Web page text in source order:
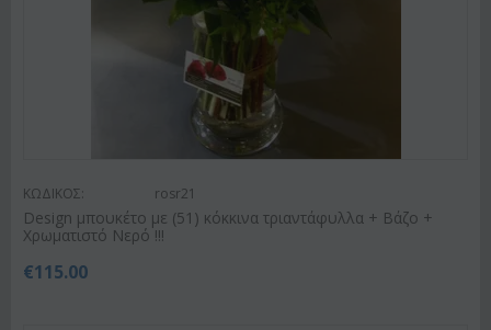
ΚΩΔΙΚΟΣ: rosr21
Design μπουκέτο με (51) κόκκινα τριαντάφυλλα + Βάζο +
Χρωματιστό Νερό !!!
€115.00